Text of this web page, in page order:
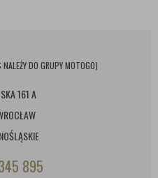
NALEŻY DO GRUPY MOTOGO)
161 A
895